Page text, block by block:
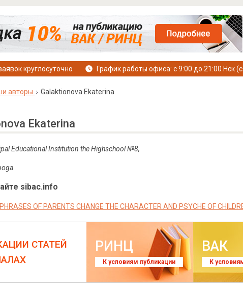
круглосуточно График работы офиса: с 9:00 до 21:00 Нск
авторы Galaktionova Ekaterina
Ekaterina
Educational Institution the Highschool№8,
sibac.info
OF PARENTS CHANGE THE CHARACTER AND PSYCHE OF
СТАТЕЙ
РИНЦ
К условиям публикации
ВАК
К